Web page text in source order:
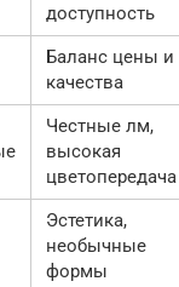
доступность
Баланс цены и
качества
Честные лм,
высокая
цветопередача
Эстетика,
необычные
формы